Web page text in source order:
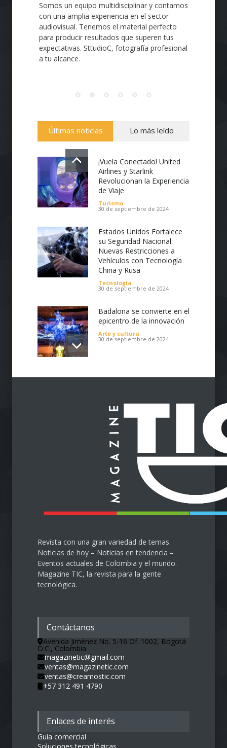
Somos un equipo multidisciplinar y contamos
con una amplia experiencia en el sector
audiovisual. Tenemos el material perfecto
para producir resultados que superen tus
expectativas. SttudioC, fotografía profesional
a tu alcance.
Últimas noticias Lo más leído
¡Vuela Conectado! United
Airlines y Starlink
Revolucionan la Experiencia
de Viaje
Turismo
30 de septiembre de 2024
Estados Unidos Fortalece
su Seguridad Nacional:
Nuevas Restricciones a
Vehículos con Tecnología
China y Rusa
Tecnología
30 de septiembre de 2024
Badalona se convierte en el
epicentro de la innovación
Arte y cultura
30 de septiembre de 2024
Impulsa tu Negocio con
llega al Cesar
Emprendimiento
28 de septiembre de 2024
Protegiendo nuestra visión
en la era digital
Salud 28 de septiembre de 2024
Revista con una gran variedad de temas.
Noticias de hoy – Noticias en tendencia –
Eventos actuales de Colombia y el mundo.
Magazine TIC, la revista para la gente
tecnológica.
Contáctanos
Avenida Jiménez No. 5-16 Of. 1002, Bogotá
D.C., Colombia
magazinetic@gmail.com
ventas@magazinetic.com
ventas@creamostic.com
+57 312 491 4790
Enlaces de interés
Guía comercial